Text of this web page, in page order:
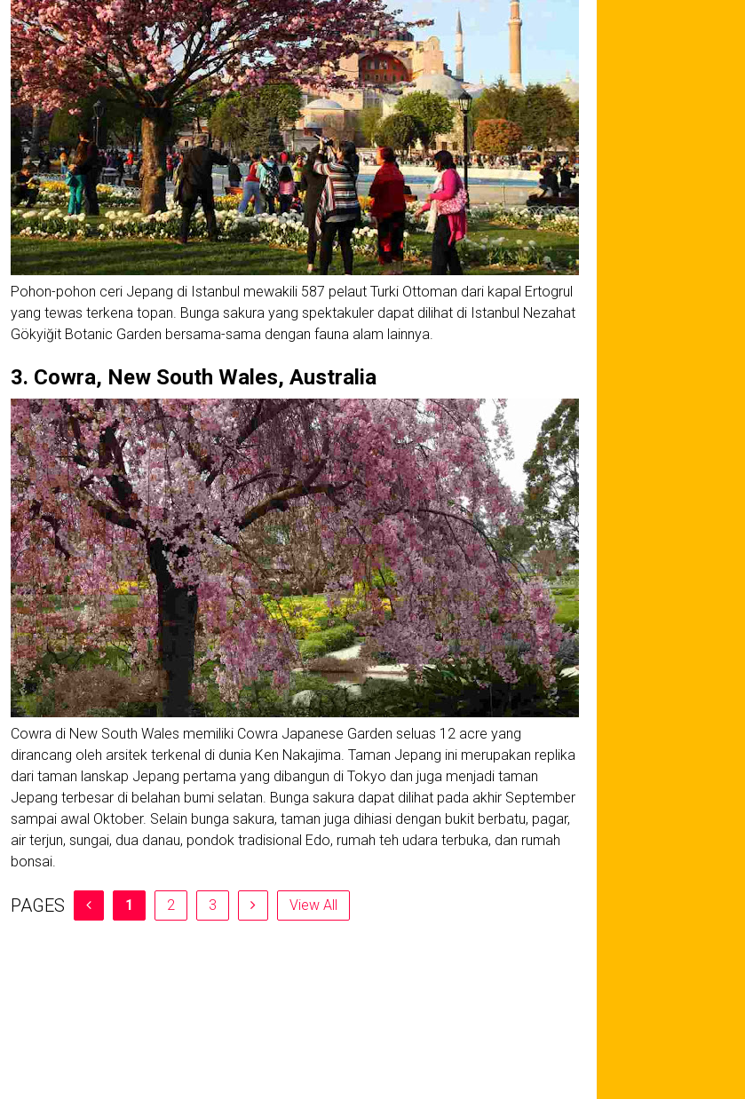
Pohon-pohon ceri Jepang di Istanbul mewakili 587 pelaut Turki Ottoman dari kapal Ertogrul
yang tewas terkena topan. Bunga sakura yang spektakuler dapat dilihat di Istanbul Nezahat
Gökyiğit Botanic Garden bersama-sama dengan fauna alam lainnya.
3. Cowra, New South Wales, Australia
Cowra di New South Wales memiliki Cowra Japanese Garden seluas 12 acre yang
dirancang oleh arsitek terkenal di dunia Ken Nakajima. Taman Jepang ini merupakan replika
dari taman lanskap Jepang pertama yang dibangun di Tokyo dan juga menjadi taman
Jepang terbesar di belahan bumi selatan. Bunga sakura dapat dilihat pada akhir September
sampai awal Oktober. Selain bunga sakura, taman juga dihiasi dengan bukit berbatu, pagar,
air terjun, sungai, dua danau, pondok tradisional Edo, rumah teh udara terbuka, dan rumah
bonsai.
PAGES 1 2 3 View All